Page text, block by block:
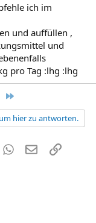
ich im
und auffüllen ,
und
pro Tag :lhg :lhg
hier zu antworten.
WhatsApp
E-MailLink